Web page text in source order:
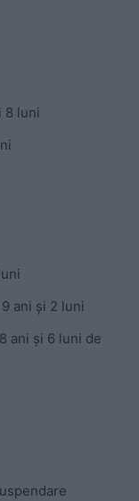
8 luni
ani și 2 luni
ani și 6 luni de